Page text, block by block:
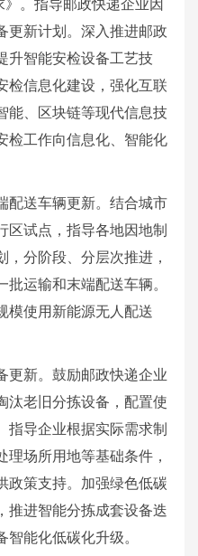
。指导邮政快递企业因
更新计划。深入推进邮政
升智能安检设备工艺技
检信息化建设，强化互联
能、区块链等现代信息技
检工作向信息化、智能化
配送车辆更新。结合城市
区试点，指导各地因地制
分阶段、分层次推进，
运输和末端配送车辆。
模使用新能源无人配送
更新。鼓励邮政快递企业
汰老旧分拣设备，配置使
指导企业根据实际需求制
场所用地等基础条件，
政策支持。加强绿色低碳
推进智能分拣成套设备迭
能化低碳化升级。